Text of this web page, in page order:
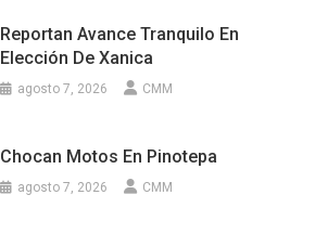
Reportan Avance Tranquilo En
Elección De Xanica
agosto 7, 2026 CMM
Chocan Motos En Pinotepa
agosto 7, 2026 CMM